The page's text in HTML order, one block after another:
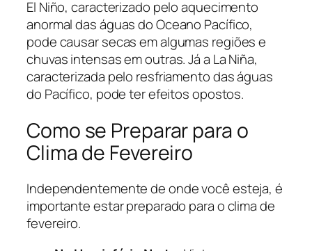
El Niño, caracterizado pelo aquecimento
anormal das águas do Oceano Pacífico,
pode causar secas em algumas regiões e
chuvas intensas em outras. Já a La Niña,
caracterizada pelo resfriamento das águas
do Pacífico, pode ter efeitos opostos.
Como se Preparar para o
Clima de Fevereiro
Independentemente de onde você esteja, é
importante estar preparado para o clima de
fevereiro.